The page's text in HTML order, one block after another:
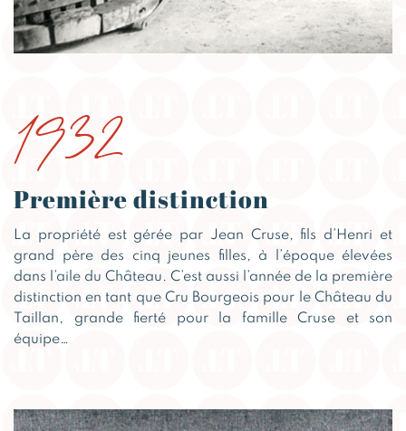
1932
Première distinction
La propriété est gérée par Jean Cruse, fils d’Henri et
grand père des cinq jeunes filles, à l’époque élevées
dans l’aile du Château. C’est aussi l’année de la première
distinction en tant que Cru Bourgeois pour le Château du
Taillan, grande fierté pour la famille Cruse et son
équipe…